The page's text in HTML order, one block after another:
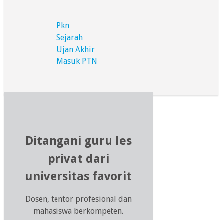
Pkn
Sejarah
Ujan Akhir
Masuk PTN
Ditangani guru les
privat dari
universitas favorit
Dosen, tentor profesional dan
mahasiswa berkompeten.